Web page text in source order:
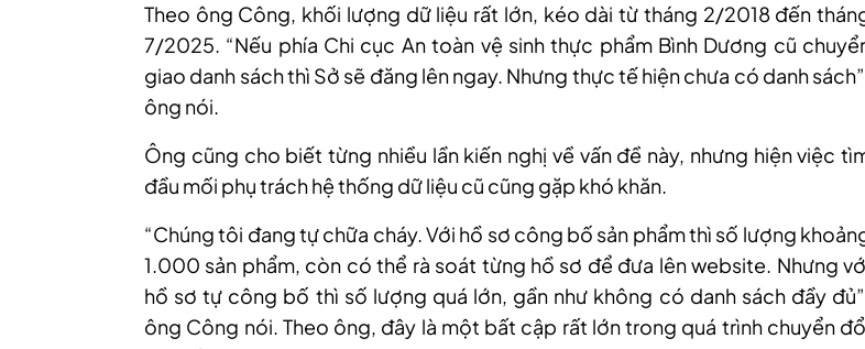
Theo ông Công, khối lượng dữ liệu rất lớn, kéo dài từ tháng 2/2018 đến
7/2025. “Nếu phía Chi cục An toàn vệ sinh thực phẩm Bình Dương cũ
giao danh sách thì Sở sẽ đăng lên ngay. Nhưng thực tế hiện chưa có danh
ông nói.
Ông cũng cho biết từng nhiều lần kiến nghị về vấn đề này, nhưng hiện việc
đầu mối phụ trách hệ thống dữ liệu cũ cũng gặp khó khăn.
“Chúng tôi đang tự chữa cháy. Với hồ sơ công bố sản phẩm thì số lượng
1.000 sản phẩm, còn có thể rà soát từng hồ sơ để đưa lên website. Nhưng
hồ sơ tự công bố thì số lượng quá lớn, gần như không có danh sách đầy
ông Công nói. Theo ông, đây là một bất cập rất lớn trong quá trình chuyển